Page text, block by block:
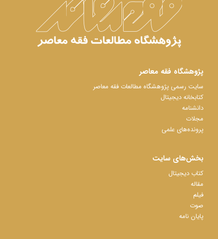
پژوهشگاه فقه معاصر
سایت رسمی پژوهشگاه مطالعات فقه معاصر
کتابخانه دیجیتال
دانشنامه
مجلات
پرونده‌های علمی
بخش‌های سایت
کتاب دیجیتال
مقاله
فیلم
صوت
پایان نامه